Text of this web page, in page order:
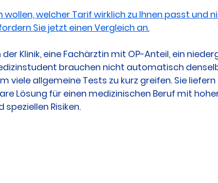
wollen, welcher Tarif wirklich zu Ihnen passt und
Sie jetzt einen Vergleich an.
der Klinik, eine Fachärztin mit OP-Anteil, ein
brauchen nicht automatisch
viele allgemeine Tests zu kurz greifen. Sie
Lösung für einen medizinischen Beruf mit
Risiken.